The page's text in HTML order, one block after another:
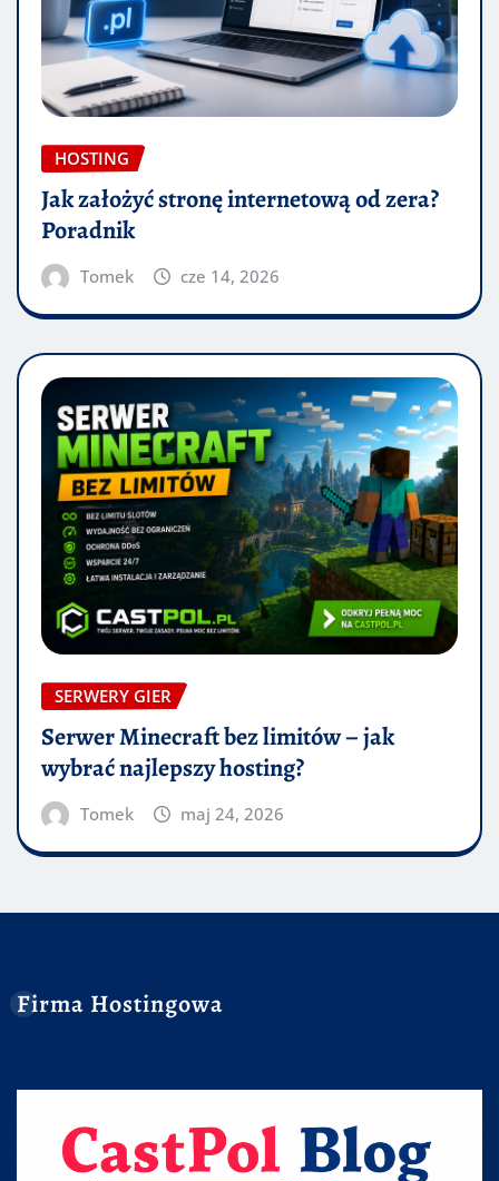
HOSTING
Jak założyć stronę internetową od zera?
Poradnik
Tomek cze 14, 2026
SERWERY GIER
Serwer Minecraft bez limitów – jak
wybrać najlepszy hosting?
Tomek maj 24, 2026
Firma Hostingowa